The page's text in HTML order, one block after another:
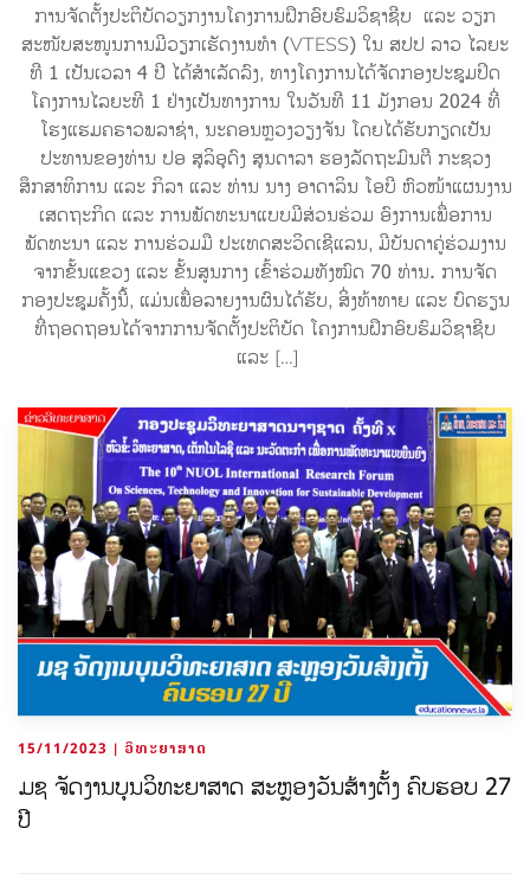
ການຈັດຕັ້ງປະຕິບັດວຽກງານໂຄງການຝຶກອົບຮົມວິຊາຊີບ ແລະ ວຽກ
ສະໜັບສະໜູນການມີວຽກເຮັດງານທຳ (VTESS) ໃນ ສປປ ລາວ ໄລຍະ
ທີ 1 ເປັນເວລາ 4 ປີ ໄດ້ສໍາເລັດລົງ, ທາງໂຄງການໄດ້ຈັດກອງປະຊຸມປິດ
ໂຄງການໄລຍະທີ 1 ຢ່າງເປັນທາງການ ໃນວັນທີ 11 ມັງກອນ 2024 ທີ່
ໂຮງແຮມຄຣາວພລາຊ່າ, ນະຄອນຫຼວງວຽງຈັນ ໂດຍໄດ້ຮັບກຽດເປັນ
ປະທານຂອງທ່ານ ປອ ສຸລິອຸດົງ ສຸນດາລາ ຮອງລັດຖະມົນຕີ ກະຊວງ
ສຶກສາທິການ ແລະ ກິລາ ແລະ ທ່ານ ນາງ ອາດາລິນ ໂອບີ ຫົວໜ້າແຜນງານ
ເສດຖະກິດ ແລະ ການພັດທະນາແບບມີສ່ວນຮ່ວມ ອົງການເພື່ອການ
ພັດທະນາ ແລະ ການຮ່ວມມື ປະເທດສະວິດເຊີແລນ, ມີບັນດາຄູ່ຮ່ວມງານ
ຈາກຂັ້ນແຂວງ ແລະ ຂັ້ນສູນກາງ ເຂົ້າຮ່ວມທັງໝົດ 70 ທ່ານ. ການຈັດ
ກອງປະຊຸມຄັ້ງນີ້, ແມ່ນເພື່ອລາຍງານຜົນໄດ້ຮັບ, ສິ່ງທ້າທາຍ ແລະ ບົດຮຽນ
ທີ່ຖອດຖອນໄດ້ຈາກການຈັດຕັ້ງປະຕິບັດ ໂຄງການຝຶກອົບຮົມວິຊາຊີບ
ແລະ […]
15/11/2023 | ວິທະຍາສາດ
ມຊ ຈັດງານບຸນວິທະຍາສາດ ສະຫຼອງວັນສ້າງຕັ້ງ ຄົບຮອບ 27
ປີ